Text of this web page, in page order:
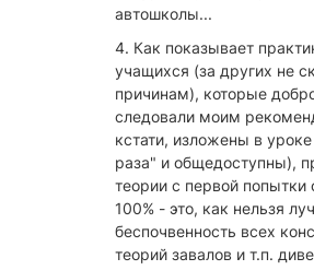
автошколы...
4. Как показывает
учащихся (за других не
причинам), которые
следовали моим
кстати, изложены в
раза" и общедоступны),
теории с первой попытки
100% - это, как нельзя
беспочвенность всех
теорий завалов и т.п.